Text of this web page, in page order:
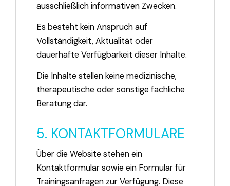
ausschließlich informativen Zwecken.
Es besteht kein Anspruch auf
Vollständigkeit, Aktualität oder
dauerhafte Verfügbarkeit dieser Inhalte.
Die Inhalte stellen keine medizinische,
therapeutische oder sonstige fachliche
Beratung dar.
5. KONTAKTFORMULARE
Über die Website stehen ein
Kontaktformular sowie ein Formular für
Trainingsanfragen zur Verfügung. Diese